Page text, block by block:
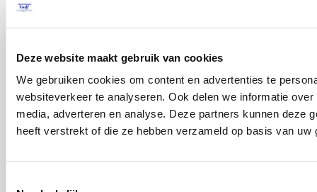
Deze website maakt gebruik van cookies
We gebruiken cookies om content en advertenties te
websiteverkeer te analyseren. Ook delen we informatie
media, adverteren en analyse. Deze partners kunnen deze
heeft verstrekt of die ze hebben verzameld op basis van
Situation
Booking
Resort
la Costa
Privacy
legal